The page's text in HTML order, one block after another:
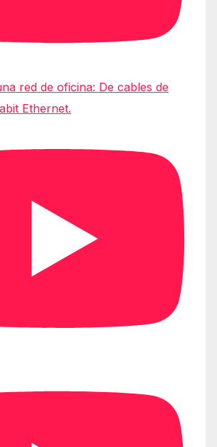
red de oficina: De cables de
Ethernet.